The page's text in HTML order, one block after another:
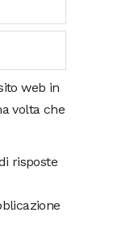
web in
volta che
risposte